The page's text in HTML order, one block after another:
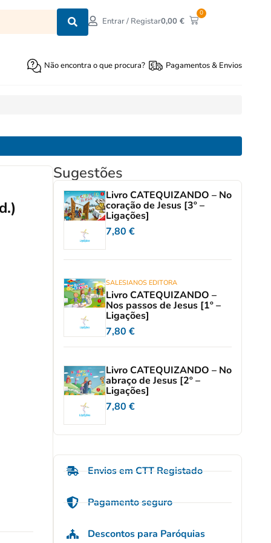
Entrar / Registar0,00€
0
Não encontra o que procura? Pagamentos & Envios
Sugestões
Livro CATEQUIZANDO – No
coração de Jesus [3º –
Ligações]
7,80 €
SALESIANOS EDITORA
Livro CATEQUIZANDO –
Nos passos de Jesus [1º –
Ligações]
7,80 €
Livro CATEQUIZANDO – No
abraço de Jesus [2º –
Ligações]
7,80 €
Envios em CTT Registado
Pagamento seguro
Descontos para Paróquias